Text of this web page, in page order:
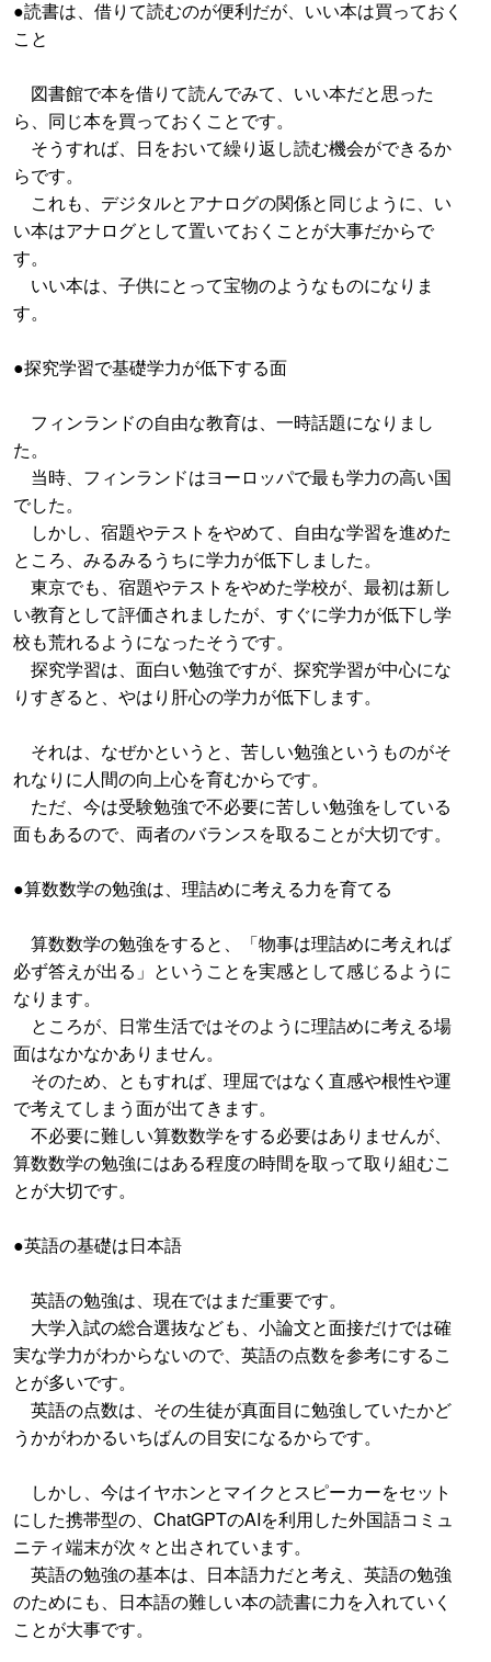
●読書は、借りて読むのが便利だが、いい本は買っておく
こと
図書館で本を借りて読んでみて、いい本だと思った
ら、同じ本を買っておくことです。
そうすれば、日をおいて繰り返し読む機会ができるか
らです。
これも、デジタルとアナログの関係と同じように、い
い本はアナログとして置いておくことが大事だからで
す。
いい本は、子供にとって宝物のようなものになりま
す。
●探究学習で基礎学力が低下する面
フィンランドの自由な教育は、一時話題になりまし
た。
当時、フィンランドはヨーロッパで最も学力の高い国
でした。
しかし、宿題やテストをやめて、自由な学習を進めた
ところ、みるみるうちに学力が低下しました。
東京でも、宿題やテストをやめた学校が、最初は新し
い教育として評価されましたが、すぐに学力が低下し学
校も荒れるようになったそうです。
探究学習は、面白い勉強ですが、探究学習が中心にな
りすぎると、やはり肝心の学力が低下します。
それは、なぜかというと、苦しい勉強というものがそ
れなりに人間の向上心を育むからです。
ただ、今は受験勉強で不必要に苦しい勉強をしている
面もあるので、両者のバランスを取ることが大切です。
●算数数学の勉強は、理詰めに考える力を育てる
算数数学の勉強をすると、「物事は理詰めに考えれば
必ず答えが出る」ということを実感として感じるように
なります。
ところが、日常生活ではそのように理詰めに考える場
面はなかなかありません。
そのため、ともすれば、理屈ではなく直感や根性や運
で考えてしまう面が出てきます。
不必要に難しい算数数学をする必要はありませんが、
算数数学の勉強にはある程度の時間を取って取り組むこ
とが大切です。
●英語の基礎は日本語
英語の勉強は、現在ではまだ重要です。
大学入試の総合選抜なども、小論文と面接だけでは確
実な学力がわからないので、英語の点数を参考にするこ
とが多いです。
英語の点数は、その生徒が真面目に勉強していたかど
うかがわかるいちばんの目安になるからです。
しかし、今はイヤホンとマイクとスピーカーをセット
にした携帯型の、ChatGPTのAIを利用した外国語コミュ
ニティ端末が次々と出されています。
英語の勉強の基本は、日本語力だと考え、英語の勉強
のためにも、日本語の難しい本の読書に力を入れていく
ことが大事です。